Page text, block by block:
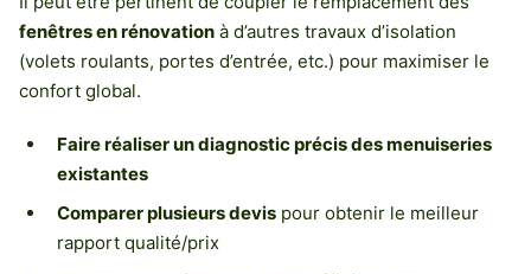
fenêtres en rénovation à d’autres travaux d’isolation
(volets roulants, portes d’entrée, etc.) pour maximiser le
confort global.
Faire réaliser un diagnostic précis des menuiseries
existantes
Comparer plusieurs devis pour obtenir le meilleur
rapport qualité/prix